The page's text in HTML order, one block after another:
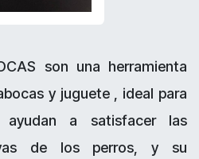
son una herramienta
y juguete , ideal para
a satisfacer las
de los perros, y su